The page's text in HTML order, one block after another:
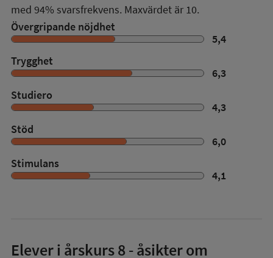
med 94% svarsfrekvens. Maxvärdet är 10.
Övergripande nöjdhet
5,4
Trygghet
6,3
Studiero
4,3
Stöd
6,0
Stimulans
4,1
Elever i årskurs 8- åsikter om